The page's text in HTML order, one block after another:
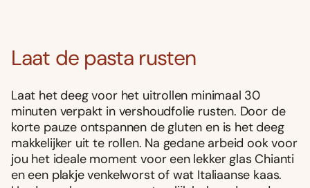
Laat de pasta rusten
Laat het deeg voor het uitrollen minimaal 30
minuten verpakt in vershoudfolie rusten. Door de
korte pauze ontspannen de gluten en is het deeg
makkelijker uit te rollen. Na gedane arbeid ook voor
jou het ideale moment voor een lekker glas Chianti
en een plakje venkelworst of wat Italiaanse kaas.